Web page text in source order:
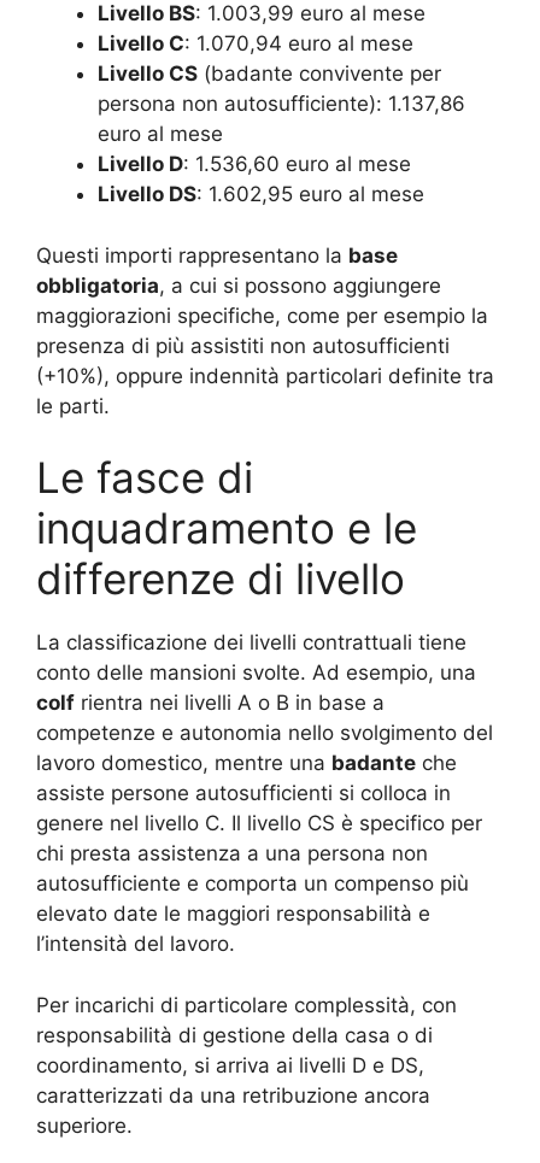
Livello BS: 1.003,99 euro al mese
Livello C: 1.070,94 euro al mese
Livello CS (badante convivente per
persona non autosufficiente): 1.137,86
euro al mese
Livello D: 1.536,60 euro al mese
Livello DS: 1.602,95 euro al mese
Questi importi rappresentano la base
obbligatoria, a cui si possono aggiungere
maggiorazioni specifiche, come per esempio la
presenza di più assistiti non autosufficienti
(+10%), oppure indennità particolari definite tra
le parti.
Le fasce di
inquadramento e le
differenze di livello
La classificazione dei livelli contrattuali tiene
conto delle mansioni svolte. Ad esempio, una
colf rientra nei livelli A o B in base a
competenze e autonomia nello svolgimento del
lavoro domestico, mentre una badante che
assiste persone autosufficienti si colloca in
genere nel livello C. Il livello CS è specifico per
chi presta assistenza a una persona non
autosufficiente e comporta un compenso più
elevato date le maggiori responsabilità e
l’intensità del lavoro.
Per incarichi di particolare complessità, con
responsabilità di gestione della casa o di
coordinamento, si arriva ai livelli D e DS,
caratterizzati da una retribuzione ancora
superiore.